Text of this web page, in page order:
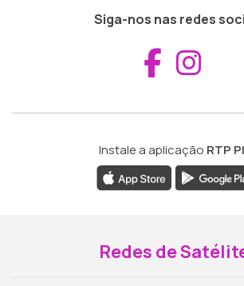
Siga-nos nas redes
Instale a aplicação RTP
Redes de